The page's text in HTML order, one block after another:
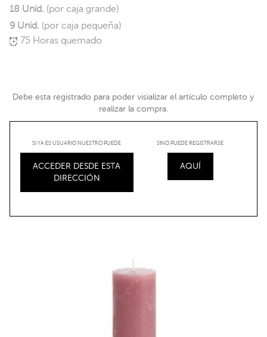
18 Unid. (por caja grande)
9 Unid. (por caja pequeña)
75 Horas quemado
Debe esta registrado para poder visializar el artículo completo y
realizar la compra.
SI YA ES USUARIO NUESTRO PUEDE
ACCEDER DESDE ESTA
DIRECCIÓN
SINO PUEDE REGISTRARSE
AQUÍ